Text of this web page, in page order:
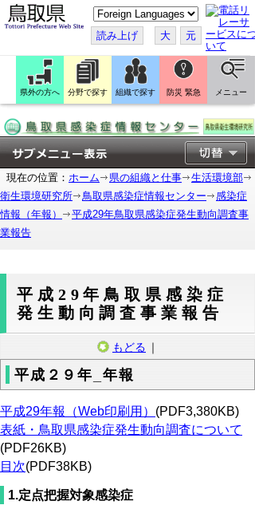
こ
の
ペ
ー
ジ
翻
訳
す
読み上げ 大 元
県外の方へ 分野で探す 組織で探す 防災 緊急 メニュー
現在の位置： ホーム 県の組織と仕事
生活環境部
衛生環境研究所
鳥取県感染症情報センター
感染症
情報（年報）
平成29年鳥取県感染症発生動向調査事
業報告
平成29年鳥取県感染症
発生動向調査事業報告
もどる ｜
平成２９年_年報
平成29年報（Web印刷用） (PDF3,380KB)
表紙・鳥取県感染症発生動向調査について
(PDF26KB)
目次(PDF38KB)
1.定点把握対象感染症